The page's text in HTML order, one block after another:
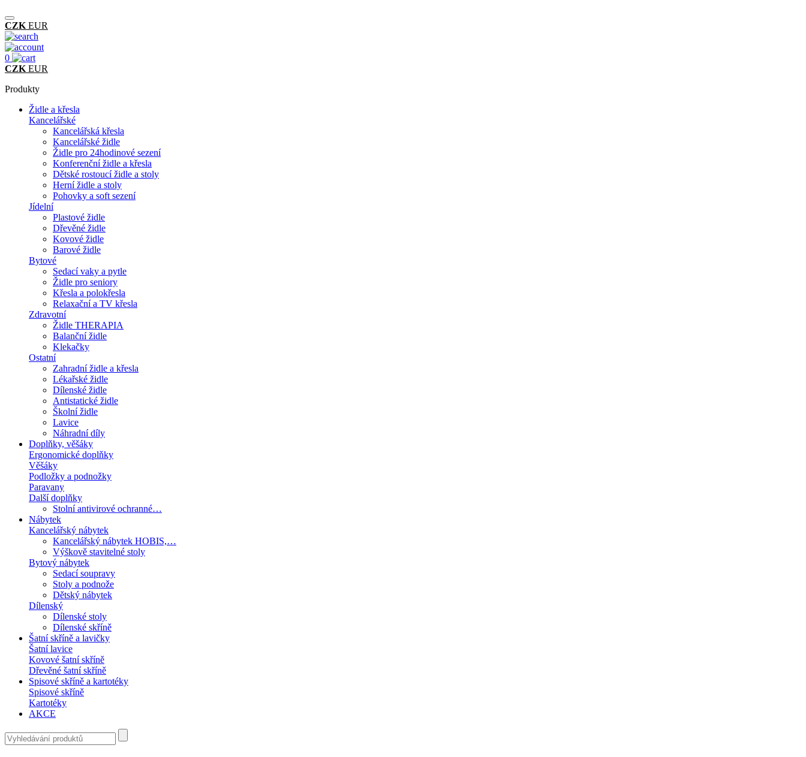
CZK EUR
0
CZK EUR
Produkty
Židle a křesla
Kancelářské
Kancelářská křesla
Kancelářské židle
Židle pro 24hodinové sezení
Konferenční židle a křesla
Dětské rostoucí židle a stoly
Herní židle a stoly
Pohovky a soft sezení
Jídelní
Plastové židle
Dřevěné židle
Kovové židle
Barové židle
Bytové
Sedací vaky a pytle
Židle pro seniory
Křesla a polokřesla
Relaxační a TV křesla
Zdravotní
Židle THERAPIA
Balanční židle
Klekačky
Ostatní
Zahradní židle a křesla
Lékařské židle
Dílenské židle
Antistatické židle
Školní židle
Lavice
Náhradní díly
Doplňky, věšáky
Ergonomické doplňky
Věšáky
Podložky a podnožky
Paravany
Další doplňky
Stolní antivirové ochranné…
Nábytek
Kancelářský nábytek
Kancelářský nábytek HOBIS,…
Výškově stavitelné stoly
Bytový nábytek
Sedací soupravy
Stoly a podnože
Dětský nábytek
Dílenský
Dílenské stoly
Dílenské skříně
Šatní skříně a lavičky
Šatní lavice
Kovové šatní skříně
Dřevěné šatní skříně
Spisové skříně a kartotéky
Spisové skříně
Kartotéky
AKCE